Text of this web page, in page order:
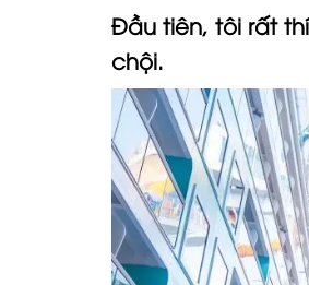
Đầu tiên, tôi rất
chội.